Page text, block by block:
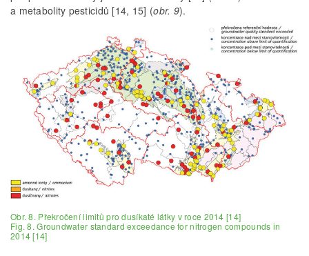
a metabolity pesticidů [14, 15] (obr. 9).
Obr. 8. Překročení limitů pro dusíkaté látky v roce 2014 [14]
Fig. 8. Groundwater standard exceedance for nitrogen compounds in
2014 [14]